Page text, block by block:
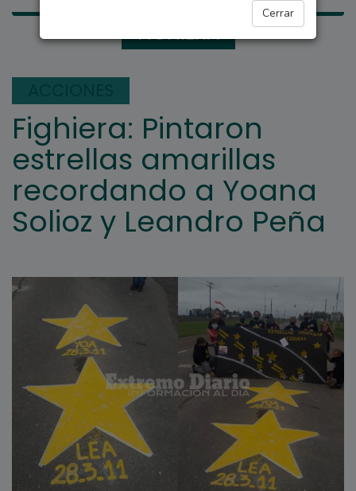
Cerrar
FIGHIERA
Fighiera: Pintaron
estrellas amarillas
recordando a Yoana
Solioz y Leandro Peña